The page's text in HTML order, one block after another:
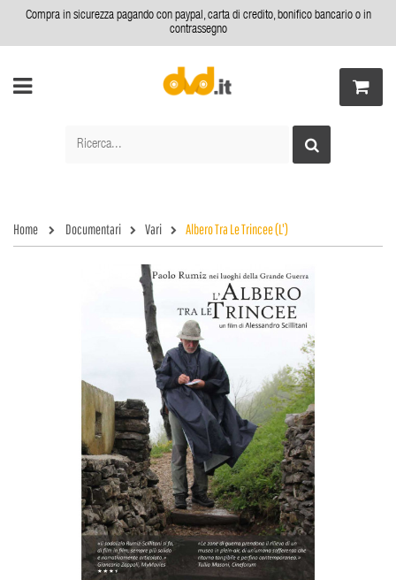
Compra in sicurezza pagando con paypal, carta di credito, bonifico bancario o in
contrassegno
Home Documentari Vari Albero Tra Le Trincee (L')